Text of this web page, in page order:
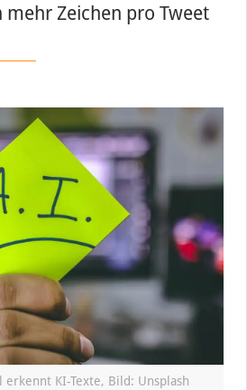
mehr Zeichen pro Tweet
erkennt KI-Texte, Bild: Unsplash